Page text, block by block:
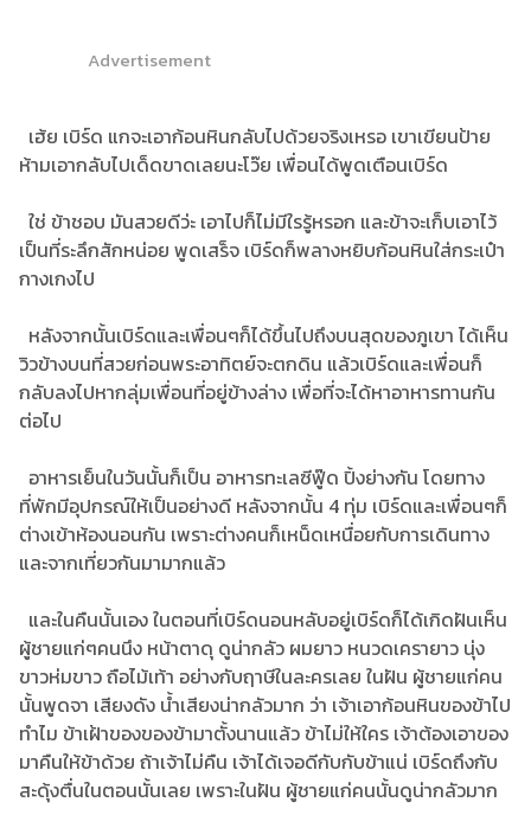
Advertisement
เฮ้ย เบิร์ด แกจะเอาก้อนหินกลับไปด้วยจริงเหรอ เขาเขียนป้าย
ห้ามเอากลับไปเด็ดขาดเลยนะโว๊ย เพื่อนได้พูดเตือนเบิร์ด
ใช่ ข้าชอบ มันสวยดีว่ะ เอาไปก็ไม่มีใรรู้หรอก และข้าจะเก็บเอาไว้
เป็นที่ระลึกสักหน่อย พูดเสร็จ เบิร์ดก็พลางหยิบก้อนหินใส่กระเป๋า
กางเกงไป
หลังจากนั้นเบิร์ดและเพื่อนๆก็ได้ขึ้นไปถึงบนสุดของภูเขา ได้เห็น
วิวข้างบนที่สวยก่อนพระอาทิตย์จะตกดิน แล้วเบิร์ดและเพื่อนก็
กลับลงไปหากลุ่มเพื่อนที่อยู่ข้างล่าง เพื่อที่จะได้หาอาหารทานกัน
ต่อไป
อาหารเย็นในวันนั้นก็เป็น อาหารทะเลซีฟู๊ด ปิ้งย่างกัน โดยทาง
ที่พักมีอุปกรณ์ให้เป็นอย่างดี หลังจากนั้น 4 ทุ่ม เบิร์ดและเพื่อนๆก็
ต่างเข้าห้องนอนกัน เพราะต่างคนก็เหน็ดเหนื่อยกับการเดินทาง
และจากเที่ยวกันมามากแล้ว
และในคืนนั้นเอง ในตอนที่เบิร์ดนอนหลับอยู่เบิร์ดก็ได้เกิดฝันเห็น
ผู้ชายแก่ๆคนนึง หน้าตาดุ ดูน่ากลัว ผมยาว หนวดเครายาว นุ่ง
ขาวห่มขาว ถือไม้เท้า อย่างกับฤาษีในละครเลย ในฝัน ผู้ชายแก่คน
นั้นพูดจา เสียงดัง น้ำเสียงน่ากลัวมาก ว่า เจ้าเอาก้อนหินของข้าไป
ทำไม ข้าเฝ้าของของข้ามาตั้งนานแล้ว ข้าไม่ให้ใคร เจ้าต้องเอาของ
มาคืนให้ข้าด้วย ถ้าเจ้าไม่คืน เจ้าได้เจอดีกับกับข้าแน่ เบิร์ดถึงกับ
สะดุ้งตื่นในตอนนั้นเลย เพราะในฝัน ผู้ชายแก่คนนั้นดูน่ากลัวมาก